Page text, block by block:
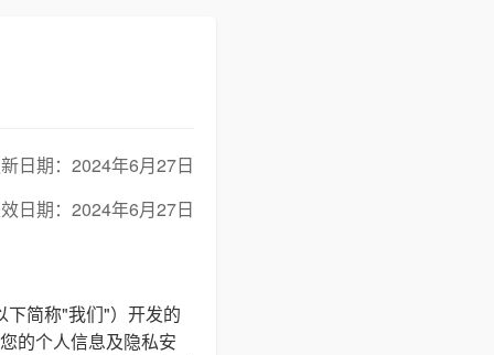
日期：2024年6月27日
日期：2024年6月27日
简称"我们"）开发的
的个人信息及隐私安